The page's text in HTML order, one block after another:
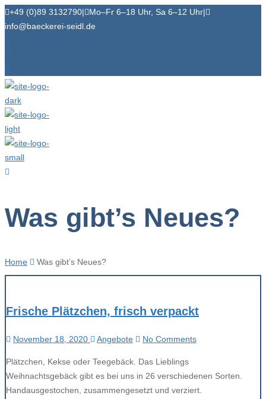
+49 (0)89 3132790| Mo–Fr 6–18 Uhr, Sa 6–12 Uhr|
info@baeckerei-seidl.de
Was gibt’s Neues?
Home Was gibt’s Neues?
Frische Plätzchen, frisch verpackt
November 18, 2020 Angebote No Comments
Plätzchen, Kekse oder Teegebäck. Das Lieblings
Weihnachtsgebäck gibt es bei uns in 26 verschiedenen Sorten.
Handausgestochen, zusammengesetzt und verziert.